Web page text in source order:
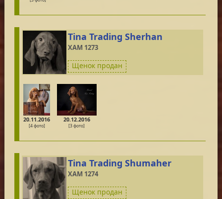
Tina Trading Sherhan
XAM 1273
Щенок продан
20.11.2016
[4 фото]
20.12.2016
[3 фото]
Tina Trading Shumaher
XAM 1274
Щенок продан